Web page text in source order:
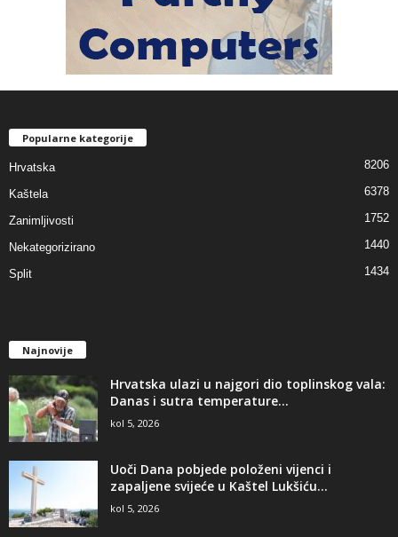
Popularne kategorije
Hrvatska 8206
Kaštela 6378
Zanimljivosti 1752
Nekategorizirano 1440
Split 1434
Najnovije
Hrvatska ulazi u najgori dio toplinskog vala:
Danas i sutra temperature...
kol 5, 2026
Uoči Dana pobjede položeni vijenci i
zapaljene svijeće u Kaštel Lukšiću...
kol 5, 2026